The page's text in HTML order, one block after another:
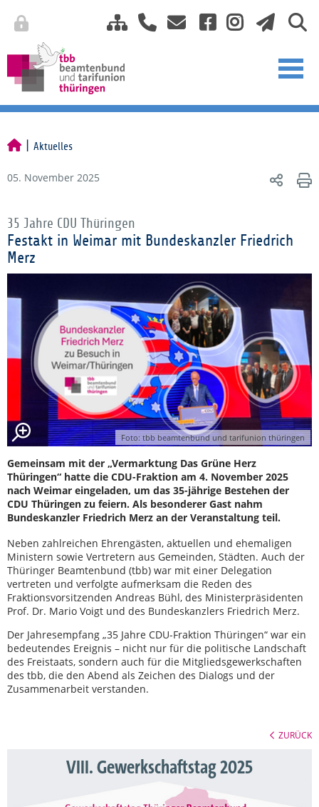
Aktuelles
05. November 2025
35 Jahre CDU Thüringen
Festakt in Weimar mit Bundeskanzler Friedrich
Merz
Foto: tbb beamtenbund und tarifunion thüringen
Gemeinsam mit der „Vermarktung Das Grüne Herz
Thüringen“ hatte die CDU-Fraktion am 4. November 2025
nach Weimar eingeladen, um das 35-jährige Bestehen der
CDU Thüringen zu feiern. Als besonderer Gast nahm
Bundeskanzler Friedrich Merz an der Veranstaltung teil.
Neben zahlreichen Ehrengästen, aktuellen und ehemaligen
Ministern sowie Vertretern aus Gemeinden, Städten. Auch der
Thüringer Beamtenbund (tbb) war mit einer Delegation
vertreten und verfolgte aufmerksam die Reden des
Fraktionsvorsitzenden Andreas Bühl, des Ministerpräsidenten
Prof. Dr. Mario Voigt und des Bundeskanzlers Friedrich Merz.
Der Jahresempfang „35 Jahre CDU-Fraktion Thüringen“ war ein
bedeutendes Ereignis – nicht nur für die politische Landschaft
des Freistaats, sondern auch für die Mitgliedsgewerkschaften
des tbb, die den Abend als Zeichen des Dialogs und der
Zusammenarbeit verstanden.
ZURÜCK
VIII. Gewerkschaftstag 2025